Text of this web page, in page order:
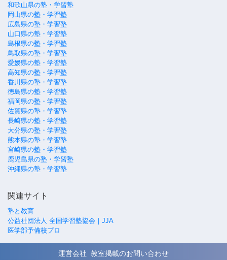
和歌山県の塾・学習塾
岡山県の塾・学習塾
広島県の塾・学習塾
山口県の塾・学習塾
島根県の塾・学習塾
鳥取県の塾・学習塾
愛媛県の塾・学習塾
高知県の塾・学習塾
香川県の塾・学習塾
徳島県の塾・学習塾
福岡県の塾・学習塾
佐賀県の塾・学習塾
長崎県の塾・学習塾
大分県の塾・学習塾
熊本県の塾・学習塾
宮崎県の塾・学習塾
鹿児島県の塾・学習塾
沖縄県の塾・学習塾
関連サイト
塾と教育
公益社団法人 全国学習塾協会｜JJA
医学部予備校プロ
運営会社 教室掲載のお問い合わせ